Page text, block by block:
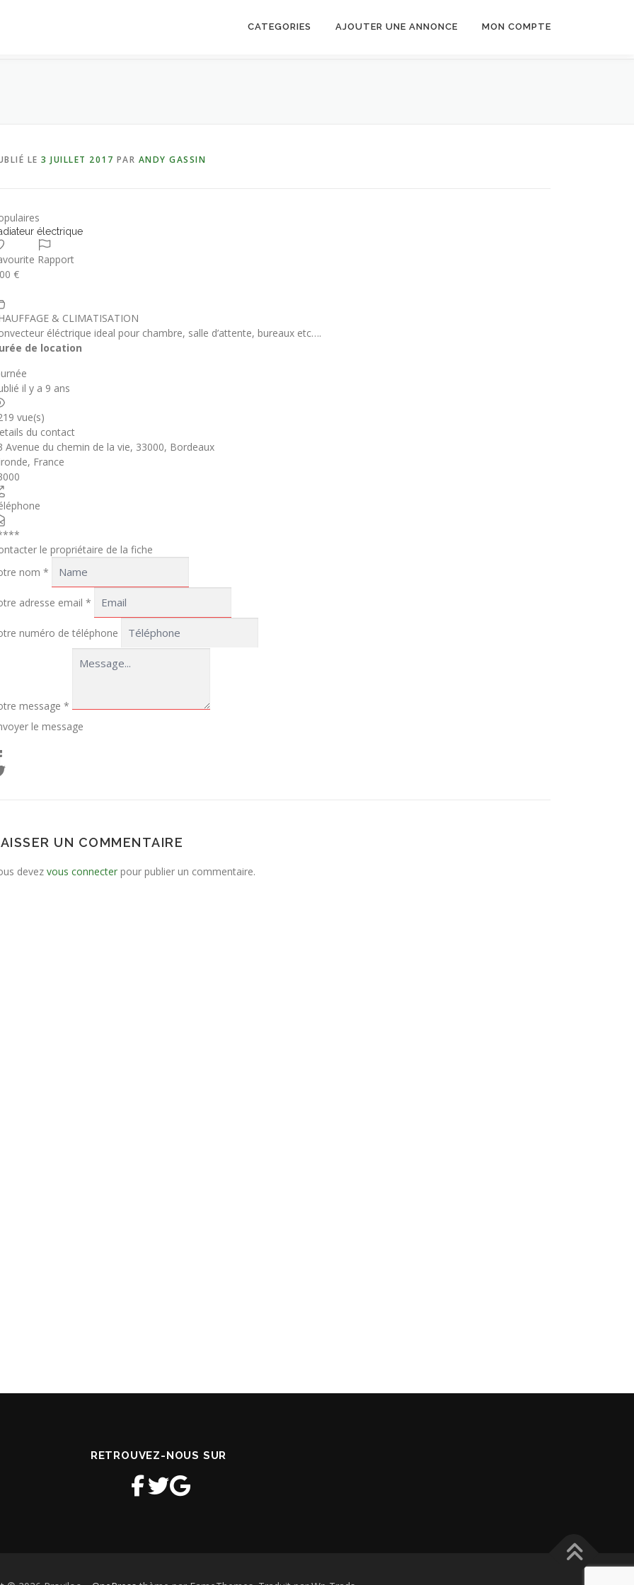
CATEGORIES AJOUTER UNE ANNONCE MON COMPTE
LE 3 JUILLET 2017 PAR ANDY GASSIN
électrique
Rapport
€
& CLIMATISATION
éléctrique ideal pour chambre, salle d’attente, bureaux etc….
de location
il y a 9 ans
vue(s)
du contact
Avenue du chemin de la vie, 33000, Bordeaux
, France
le propriétaire de la fiche
nom *
adresse email *
numéro de téléphone
message *
le message
UN COMMENTAIRE
devez vous connecter pour publier un commentaire.
RETROUVEZ-NOUS SUR